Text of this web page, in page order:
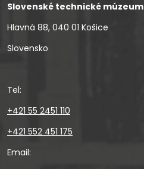
Slovenské technické múzeum
Hlavná 88, 040 01 Košice
Slovensko
Tel:
+421 55 2451 110
+421 552 451 175
Email: